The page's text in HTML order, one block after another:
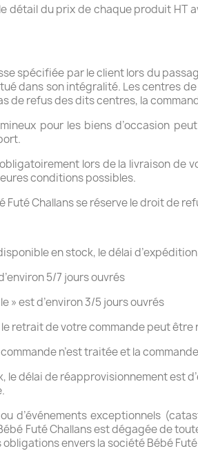
détail du prix de chaque produit HT
spécifiée par le client lors du
dans son intégralité. Les centres
de refus des dits centres, la
pour les biens d’occasion
lors de la livraison de
conditions possibles.
Futé Challans se réserve le droit de
en stock, le délai d’expédition
5/7 jours ouvrés
» est d’environ 3/5 jours ouvrés
retrait de votre commande peut être
n’est traitée et la
le délai de réapprovisionnement est
d’événements exceptionnels
Futé Challans est dégagée de
envers la société Bébé